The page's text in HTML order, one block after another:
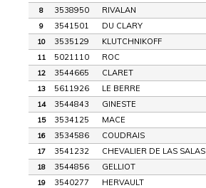
8 3538950 RIVALAN
9 3541501 DU CLARY
10 3535129 KLUTCHNIKOFF
11 5021110 ROC
12 3544665 CLARET
13 5611926 LE BERRE
14 3544843 GINESTE
15 3534125 MACE
16 3534586 COUDRAIS
17 3541232 CHEVALIER DE LAS SALAS
18 3544856 GELLIOT
19 3540277 HERVAULT